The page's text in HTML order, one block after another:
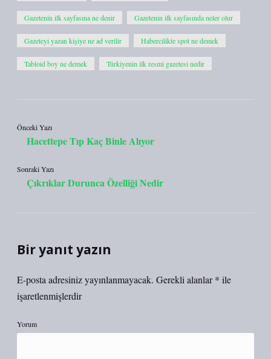
Gazetenin ilk sayfasına ne denir Gazetenin ilk sayfasında neler olur
Gazeteyi yazan kişiye ne ad verilir Habercilikte spot ne demek
Tabloid boy ne demek Türkiyenin ilk resmi gazetesi nedir
Önceki Yazı
Hacettepe Tıp Kaç Binle Alıyor
Sonraki Yazı
Çıkrıklar Durunca Özelliği Nedir
Bir yanıt yazın
E-posta adresiniz yayınlanmayacak. Gerekli alanlar* ile
işaretlenmişlerdir
Yorum